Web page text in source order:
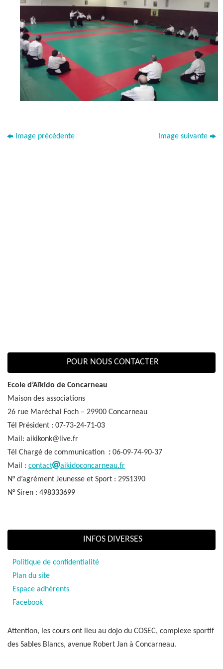
Image précédente Image suivante
POUR NOUS CONTACTER
Ecole d’Aïkido de Concarneau
Maison des associations
26 rue Maréchal Foch – 29900 Concarneau
Tél Président : 07-73-24-71-03
Mail: aikikonk@live.fr
Tél Chargé de communication : 06-09-74-90-37
Mail : contact
aikidoconcarneau.fr
N° d’agrément Jeunesse et Sport : 29S1390
N° Siren : 498333699
INFOS DIVERSES
Politique de confidentialité
Plan du site
Espace adhérents
Facebook
Attention, les cours ont lieu au dojo du COSEC, complexe sportif
des Sables Blancs, avenue Robert Jan à Concarneau.